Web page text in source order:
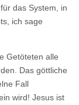
das System, in
ich sage
Getöteten alle
Das göttliche
Fall
wird! Jesus ist